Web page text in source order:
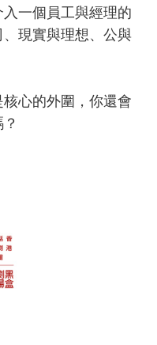
一個員工與經理的
現實與理想、公與
心的外圍，你還會